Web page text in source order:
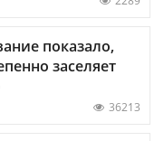
показало,
заселяет
36213